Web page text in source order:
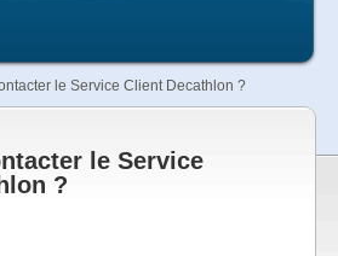
le Service Client Decathlon ?
le Service
?